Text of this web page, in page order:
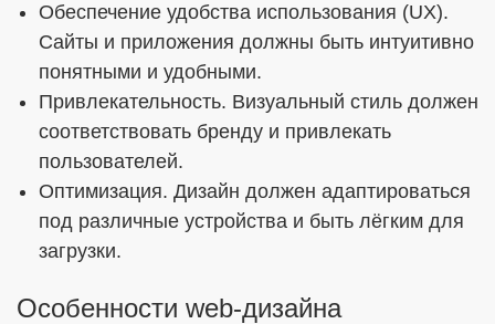
Обеспечение удобства использования (UX).
Сайты и приложения должны быть интуитивно
понятными и удобными.
Привлекательность. Визуальный стиль должен
соответствовать бренду и привлекать
пользователей.
Оптимизация. Дизайн должен адаптироваться
под различные устройства и быть лёгким для
загрузки.
Особенности web-дизайна